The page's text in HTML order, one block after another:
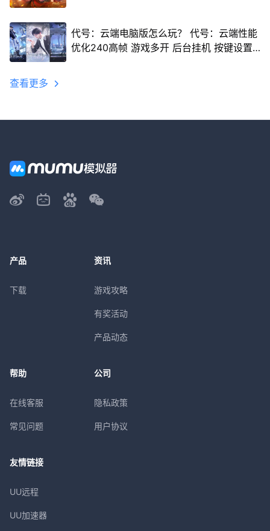
代号：云端电脑版怎么玩？ 代号：云端性能
优化240高帧 游戏多开 后台挂机 按键设置
查看更多
产品
下载
资讯
游戏攻略
有奖活动
产品动态
帮助
在线客服
常见问题
公司
隐私政策
用户协议
友情链接
UU远程
UU加速器